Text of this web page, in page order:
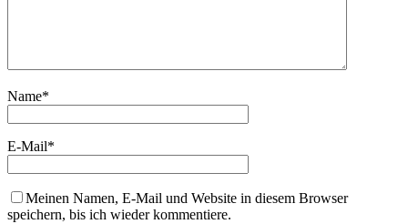
Name*
E-Mail*
Meinen Namen, E-Mail und Website in diesem Browser
speichern, bis ich wieder kommentiere.